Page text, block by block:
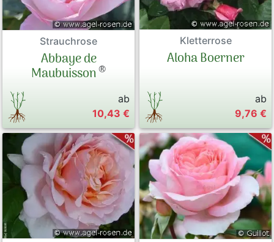
Strauchrose
Abbaye de
Maubuisson®
ab
10,43 €
Kletterrose
Aloha Boerner
ab
9,76 €